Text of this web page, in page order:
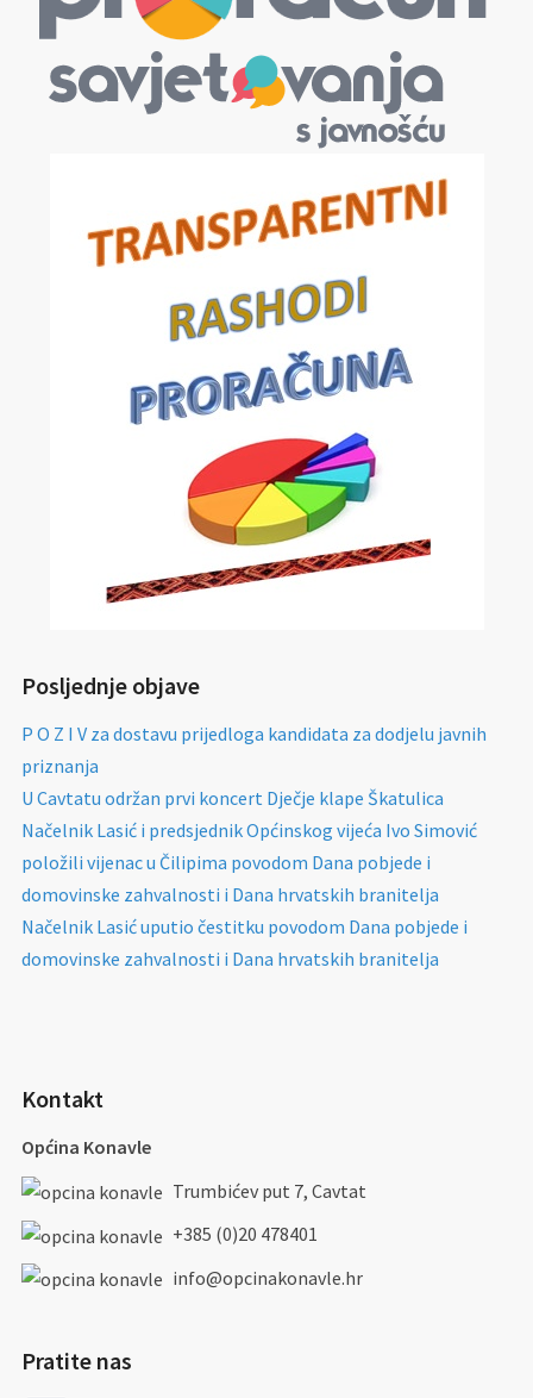
Posljednje objave
P O Z I V za dostavu prijedloga kandidata za dodjelu javnih
priznanja
U Cavtatu održan prvi koncert Dječje klape Škatulica
Načelnik Lasić i predsjednik Općinskog vijeća Ivo Simović
položili vijenac u Čilipima povodom Dana pobjede i
domovinske zahvalnosti i Dana hrvatskih branitelja
Načelnik Lasić uputio čestitku povodom Dana pobjede i
domovinske zahvalnosti i Dana hrvatskih branitelja
Kontakt
Općina Konavle
Trumbićev put 7, Cavtat
+385 (0)20 478401
info@opcinakonavle.hr
Pratite nas